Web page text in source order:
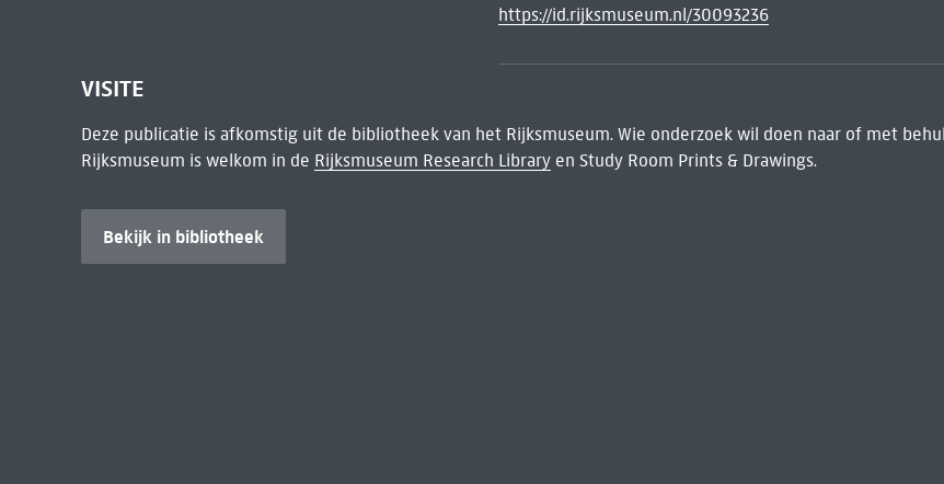
https://id.rijksmuseum.nl/30093236
VISITE
Deze publicatie is afkomstig uit de bibliotheek van het Rijksmuseum. Wie onderzoek wil doen naar of met
Rijksmuseum is welkom in de Rijksmuseum Research Libraryen Study Room Prints & Drawings.
Bekijk in bibliotheek